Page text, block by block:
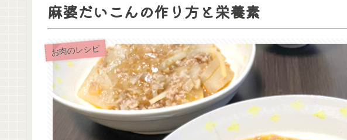
麻婆だいこんの作り方と栄養素
お肉のレシピ